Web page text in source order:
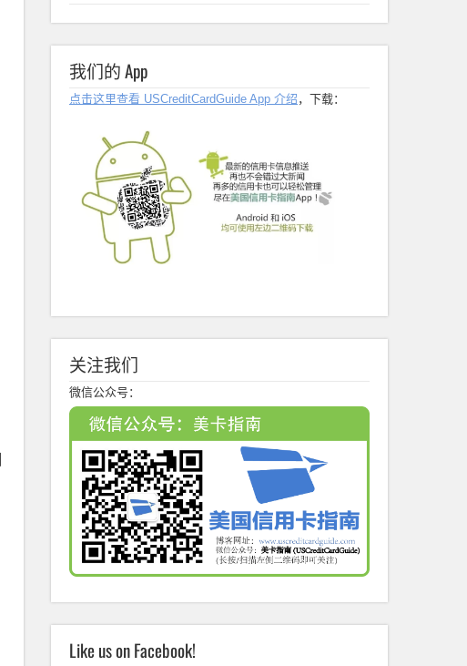
我们的 App
点击这里查看 USCreditCardGuide App 介绍 ，下载：
关注我们
微信公众号：
Like us on Facebook!